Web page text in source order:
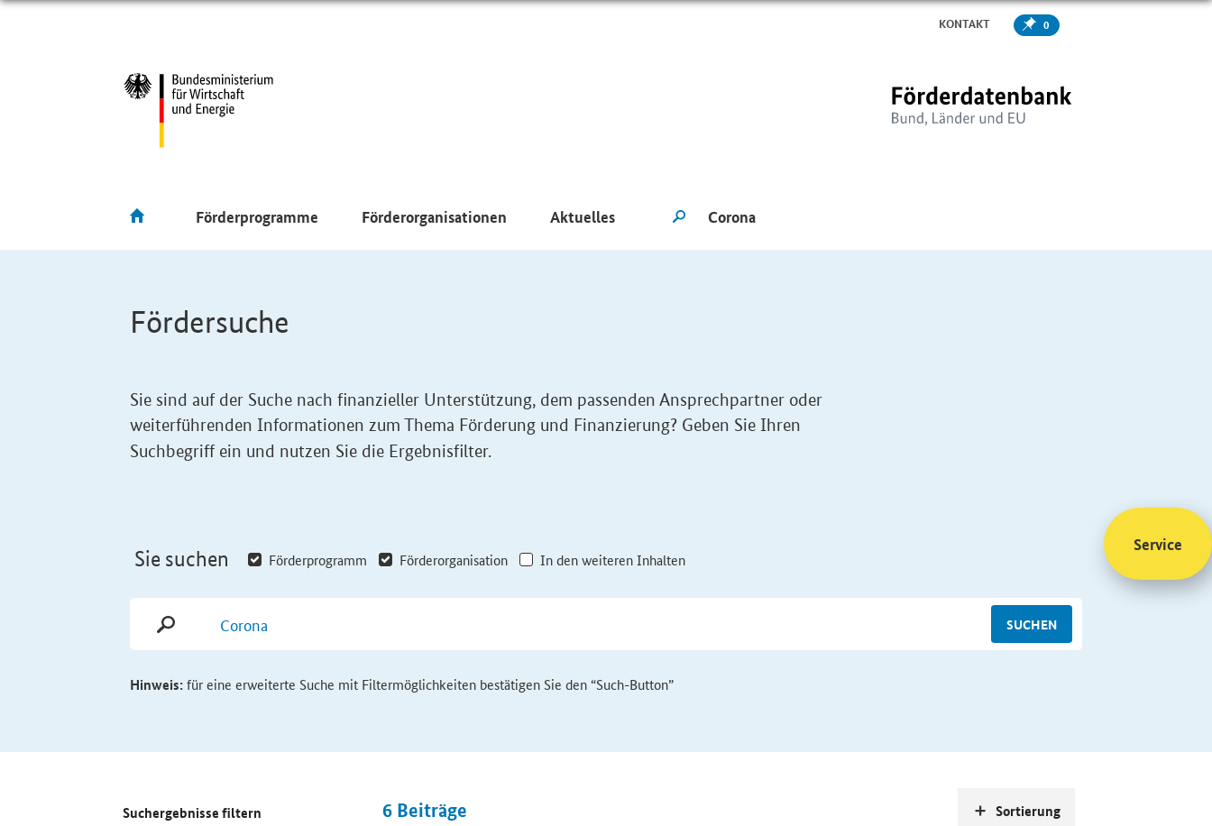
KONTAKT 0
Förderprogramme Förderorganisationen Aktuelles
Fördersuche
Sie sind auf der Suche nach finanzieller Unterstützung, dem passenden Ansprechpartner oder
weiterführenden Informationen zum Thema Förderung und Finanzierung? Geben Sie Ihren
Suchbegriff ein und nutzen Sie die Ergebnisfilter.
Sie suchen Förderprogramm Förderorganisation In den weiteren Inhalten
SUCHEN
Hinweis:für eine erweiterte Suche mit Filtermöglichkeiten bestätigen Sie den “Such-Button”
6 Beiträge Sortierung
Suchergebnisse filtern
Service